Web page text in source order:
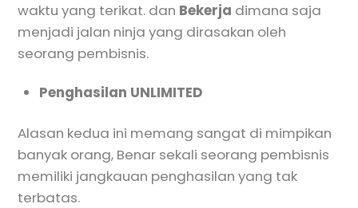
waktu yang terikat. dan Bekerja dimana saja
menjadi jalan ninja yang dirasakan oleh
seorang pembisnis.
Penghasilan UNLIMITED
Alasan kedua ini memang sangat di mimpikan
banyak orang, Benar sekali seorang pembisnis
memiliki jangkauan penghasilan yang tak
terbatas.